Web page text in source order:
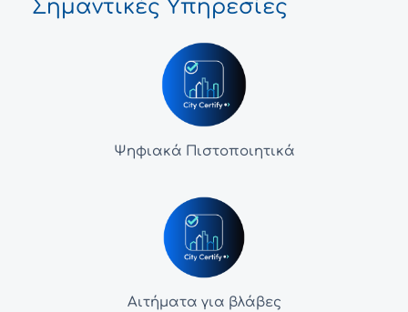
Σημαντικές Υπηρεσίες
Ψηφιακά Πιστοποιητικά
Αιτήματα για βλάβες